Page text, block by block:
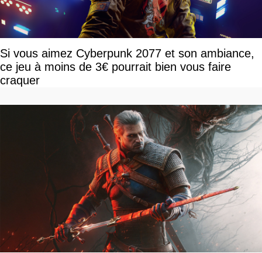
Si vous aimez Cyberpunk 2077 et son ambiance,
ce jeu à moins de 3€ pourrait bien vous faire
craquer